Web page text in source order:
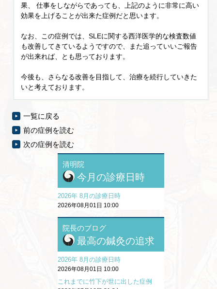
果、 仕事をしながらであっても、上記のように非常に高い
効果を上げることが出来た症例だと思います。
なお、この症例では、SLEに関する西洋医学的な検査数値
も改善してきているようですので、また追っていいご報告
が出来れば、とも思っております。
今後も、さらなる改善を目指して、治療を続行していきた
いと考えております。
一覧に戻る
前の症例を読む
次の症例を読む
清明院
今月の診療日時
2026年 8月の診療日時
2026年08月01日 10:00
院長のブログ
最高の鍼灸の追求
2026年 8月の診療日時
2026年08月01日 10:00
これまでに竹下が世に出した症例